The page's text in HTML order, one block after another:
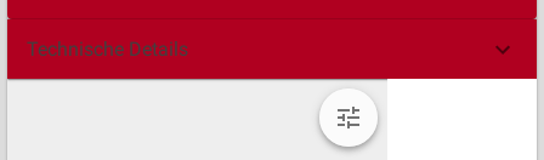
Technische Details